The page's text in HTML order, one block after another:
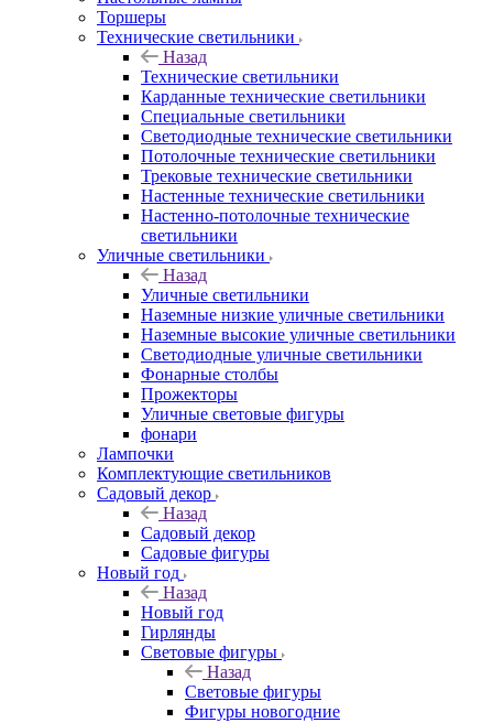
Торшеры
Технические светильники
Назад
Технические светильники
Карданные технические светильники
Специальные светильники
Светодиодные технические светильники
Потолочные технические светильники
Трековые технические светильники
Настенные технические светильники
Настенно-потолочные технические
светильники
Уличные светильники
Назад
Уличные светильники
Наземные низкие уличные светильники
Наземные высокие уличные светильники
Светодиодные уличные светильники
Фонарные столбы
Прожекторы
Уличные световые фигуры
фонари
Лампочки
Комплектующие светильников
Садовый декор
Назад
Садовый декор
Садовые фигуры
Новый год
Назад
Новый год
Гирлянды
Световые фигуры
Назад
Световые фигуры
Фигуры новогодние